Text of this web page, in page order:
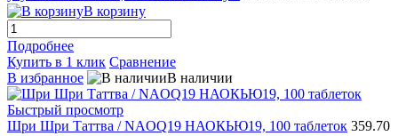
В корзину
Подробнее
Купить в 1 клик Сравнение
В избранное
В наличии
Быстрый просмотр
Шри Шри Таттва / NAOQ19 НАОКЬЮ19, 100 таблеток 359.70